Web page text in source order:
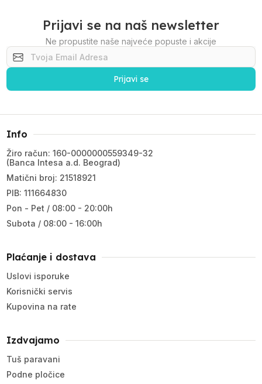
Prijavi se na naš newsletter
Ne propustite naše najveće popuste i akcije
Prijavi se
Info
Žiro račun: 160-0000000559349-32
(Banca Intesa a.d. Beograd)
Matični broj: 21518921
PIB: 111664830
Pon - Pet / 08:00 - 20:00h
Subota / 08:00 - 16:00h
Plaćanje i dostava
Uslovi isporuke
Korisnički servis
Kupovina na rate
Izdvajamo
Tuš paravani
Podne pločice